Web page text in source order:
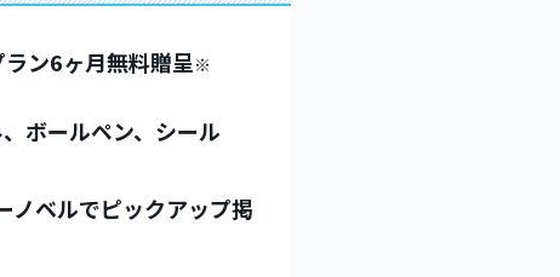
ン6ヶ月無料贈呈※
ボールペン、シール
ノベルでピックアップ掲